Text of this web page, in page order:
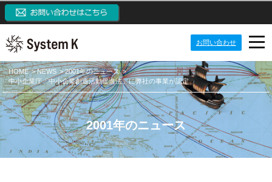
お問い合わせ
PRODUCTS
プロダクト
IP監視カメラシステム
ネットワークカメラ
NEWS
ニュース
定期配信メールのご登録
ABOUT US
CONTACT US
HOME NEWS
2001年のニュース
中小企業庁「中小企業創造活動促進法」に弊社の事業が認定
2001年のニュース